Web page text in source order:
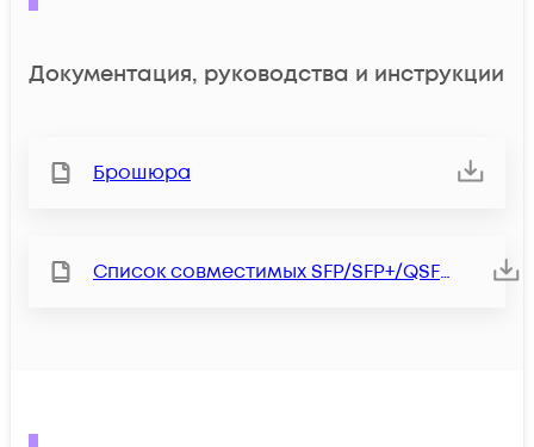
Документация, руководства и инструкции
Брошюра
Список совместимых SFP/SFP+/QSFP+ модулей